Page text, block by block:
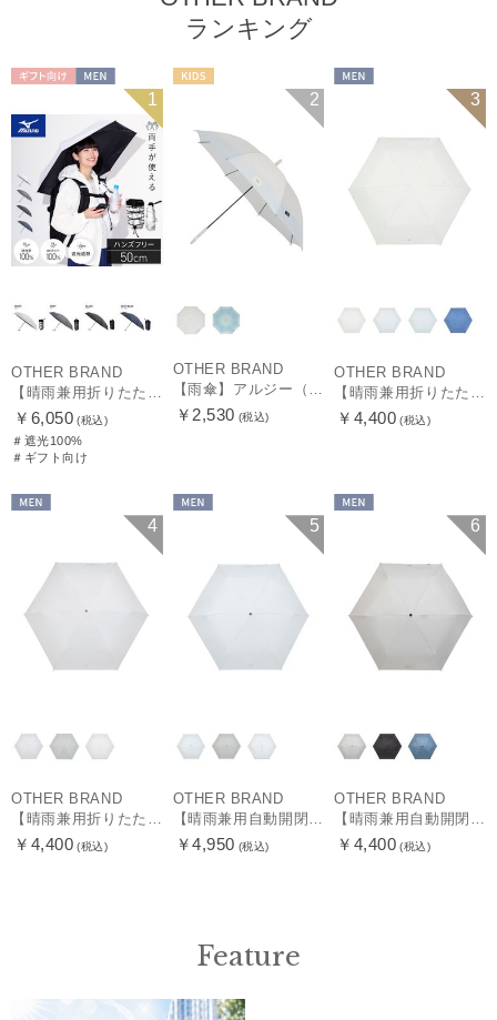
ランキング
1
OTHER BRAND
【晴雨兼用折りたたみ日傘】ミズノ（MIZUNO）ハンズフリー 遮光100% 遮熱 UV100％ 軽量
￥6,050 (税込)
＃遮光100%
＃ギフト向け
2
OTHER BRAND
￥2,530 (税込)
3
OTHER BRAND
【晴雨兼用折りたたみ日傘】ミズノ（MIZUNO）パイピング 遮光100 UV100 遮熱効果 軽量
￥4,400 (税込)
4
OTHER BRAND
￥4,400 (税込)
5
OTHER BRAND
￥4,950 (税込)
6
OTHER BRAND
￥4,400 (税込)
Feature